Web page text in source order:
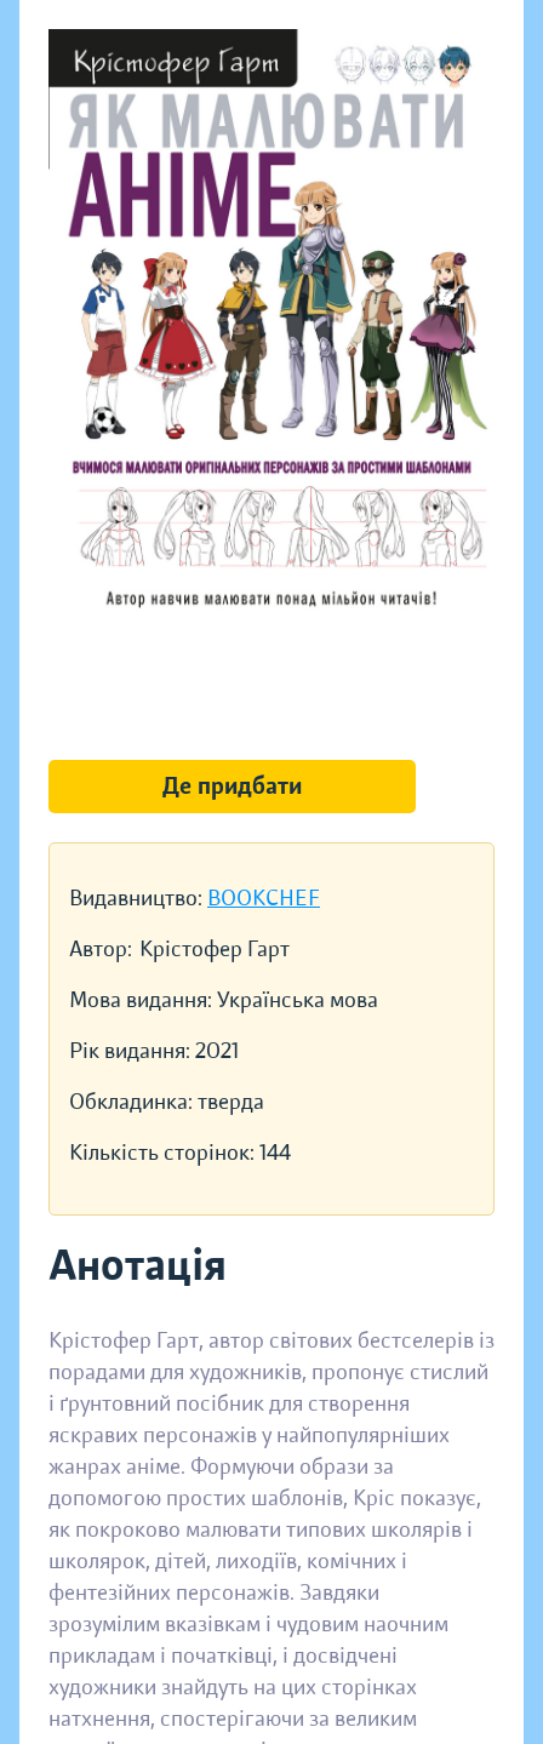
Видавництво: BOOKCHEF
Автор: Крістофер Гарт
Мова видання: Українська мова
Рік видання: 2021
Обкладинка: тверда
Кількість сторінок: 144
Анотація
Крістофер Гарт, автор світових бестселерів із
порадами для художників, пропонує стислий
і ґрунтовний посібник для створення
яскравих персонажів у найпопулярніших
жанрах аніме. Формуючи образи за
допомогою простих шаблонів, Кріс показує,
як покроково малювати типових школярів і
школярок, дітей, лиходіїв, комічних і
фентезійних персонажів. Завдяки
зрозумілим вказівкам і чудовим наочним
прикладам і початківці, і досвідчені
художники знайдуть на цих сторінках
натхнення, спостерігаючи за великим
Де придбати